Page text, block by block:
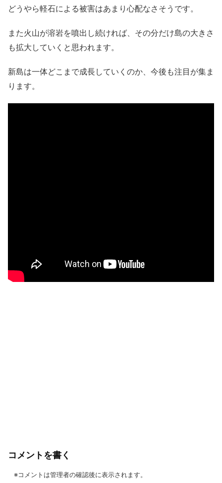
どうやら軽石による被害はあまり心配なさそうです。
また火山が溶岩を噴出し続ければ、その分だけ島の大きさ
も拡大していくと思われます。
新島は一体どこまで成長していくのか、今後も注目が集ま
ります。
コメントを書く
※コメントは管理者の確認後に表示されます。